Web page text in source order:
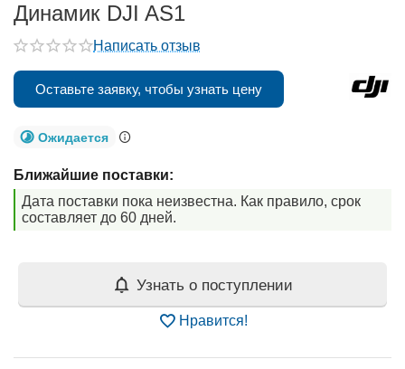
Динамик DJI AS1
Написать отзыв
Оставьте заявку, чтобы узнать цену
Ожидается
Ближайшие поставки:
Дата поставки пока неизвестна. Как правило, срок
составляет до 60 дней.
Узнать о поступлении
Нравится!